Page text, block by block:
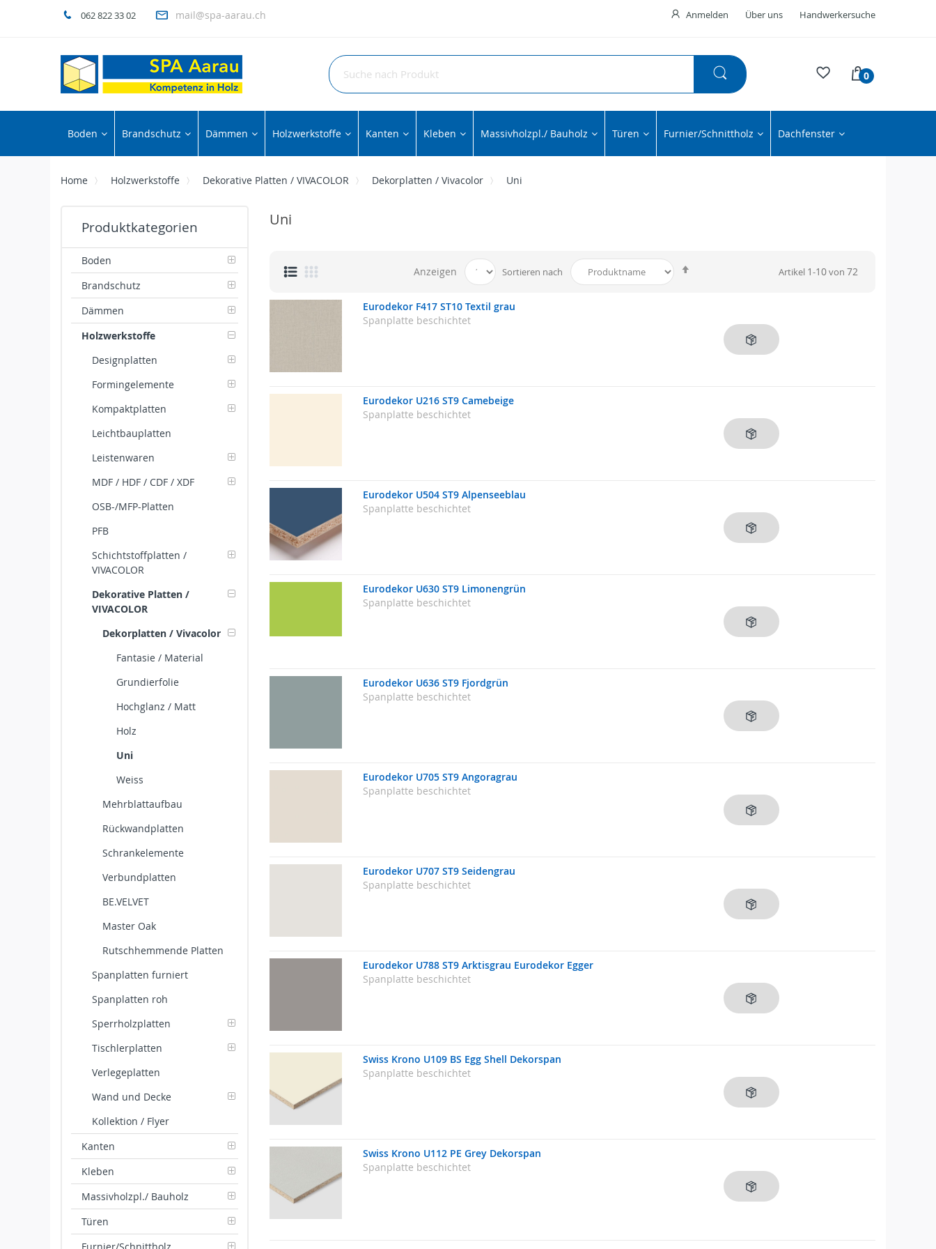
062 822 33 02 mail@spa-aarau.ch Anmelden Über uns Handwerkersuche
0
Boden Brandschutz Dämmen Holzwerkstoffe Kanten Kleben Massivholzpl./ Bauholz Türen Furnier/Schnittholz Dachfenster
Home Holzwerkstoffe Dekorative Platten / VIVACOLOR Dekorplatten / Vivacolor Uni
Uni
Artikel 1-10von 72
Anzeigen Sortieren nach
Eurodekor F417 ST10 Textil grau
Spanplatte beschichtet
Eurodekor U216 ST9 Camebeige
Spanplatte beschichtet
Eurodekor U504 ST9 Alpenseeblau
Spanplatte beschichtet
Eurodekor U630 ST9 Limonengrün
Spanplatte beschichtet
Eurodekor U636 ST9 Fjordgrün
Spanplatte beschichtet
Eurodekor U705 ST9 Angoragrau
Spanplatte beschichtet
Eurodekor U707 ST9 Seidengrau
Spanplatte beschichtet
Eurodekor U788 ST9 Arktisgrau Eurodekor Egger
Spanplatte beschichtet
Swiss Krono U109 BS Egg Shell Dekorspan
Spanplatte beschichtet
Swiss Krono U112 PE Grey Dekorspan
Spanplatte beschichtet
Produktkategorien
Boden
Brandschutz
Dämmen
Holzwerkstoffe
Designplatten
Formingelemente
Kompaktplatten
Leichtbauplatten
Leistenwaren
MDF / HDF / CDF / XDF
OSB-/MFP-Platten
PFB
Schichtstoffplatten /
VIVACOLOR
Dekorative Platten /
VIVACOLOR
Dekorplatten / Vivacolor
Fantasie / Material
Grundierfolie
Hochglanz / Matt
Holz
Uni
Weiss
Mehrblattaufbau
Rückwandplatten
Schrankelemente
Verbundplatten
BE.VELVET
Master Oak
Rutschhemmende Platten
Spanplatten furniert
Spanplatten roh
Sperrholzplatten
Tischlerplatten
Verlegeplatten
Wand und Decke
Kollektion / Flyer
Kanten
Kleben
Massivholzpl./ Bauholz
Türen